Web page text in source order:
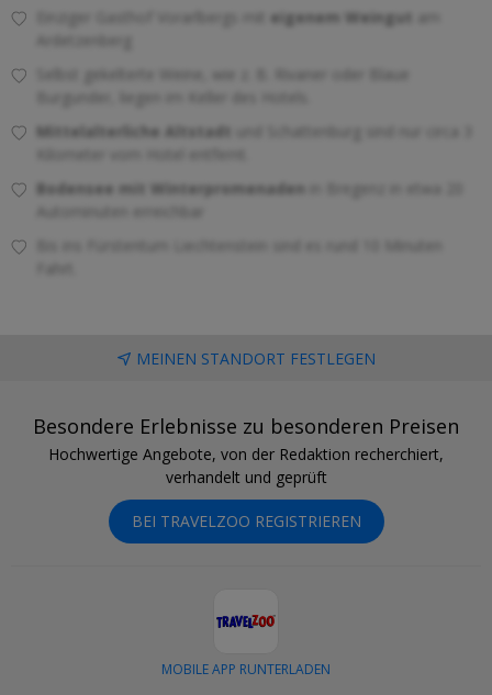
eigenem Weingut
Mittelalterliche Altstadt
Bodensee mit Winterpromenaden
MEINEN STANDORT FESTLEGEN
Besondere Erlebnisse zu besonderen Preisen
Hochwertige Angebote, von der Redaktion recherchiert,
verhandelt und geprüft
BEI TRAVELZOO REGISTRIEREN
MOBILE APP RUNTERLADEN